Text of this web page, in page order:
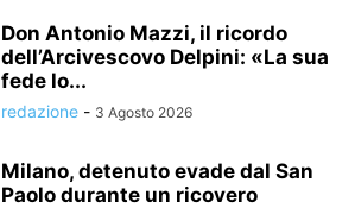
Don Antonio Mazzi, il ricordo
dell’Arcivescovo Delpini: «La sua
fede lo...
redazione - 3 Agosto 2026
Milano, detenuto evade dal San
Paolo durante un ricovero